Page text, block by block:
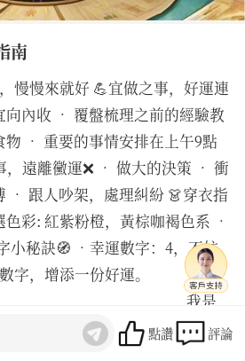
南
慢慢來就好 💪宜做之事，好運連
內收 • 覆盤梳理之前的經驗教
• 重要的事情安排在上午9點
，遠離黴運❌ • 做大的決策 • 衝
• 跟人吵架，處理糾紛 👗穿衣指
彩: 紅紫粉橙，黃棕咖褐色系 •
小秘訣🧭 •幸運數字：4，不妨
字，增添一份好運。
我是
占卜和調頻經驗，精通塔羅占卜和
細諮詢感情，事業，財運等可以
點讚 評論